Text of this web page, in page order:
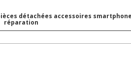
détachées accessoires
réparation